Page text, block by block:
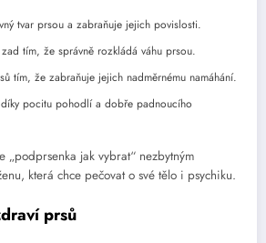
tvar prsou a zabraňuje jejich povislosti.
tím, že správně rozkládá váhu prsou.
tím, že zabraňuje jejich nadměrnému namáhání.
díky pocitu pohodlí a dobře padnoucího
„podprsenka jak vybrat“ nezbytným
která chce pečovat o své tělo i psychiku.
prsů